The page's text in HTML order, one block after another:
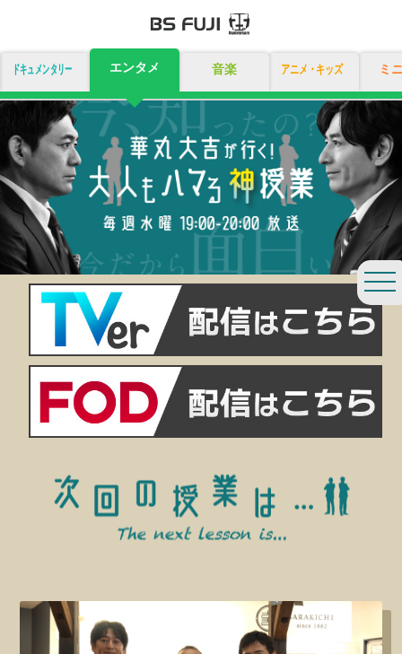
ドキュメンタリー エンタメ 音楽 アニメ・キッズ ミ